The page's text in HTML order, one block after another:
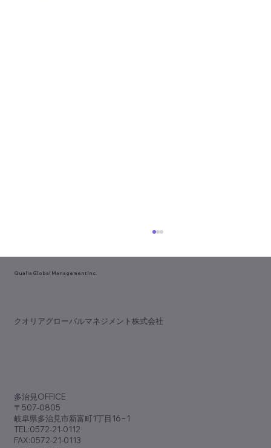
載されました
Qualia Global Management Inc.
​クオリアグローバルマネジメント株式会社
​多治見OFFICE
〒507-0805
岐阜県多治見市新富町1丁目16−1
TEL:0572-21-0112
FAX:0572-21-0113